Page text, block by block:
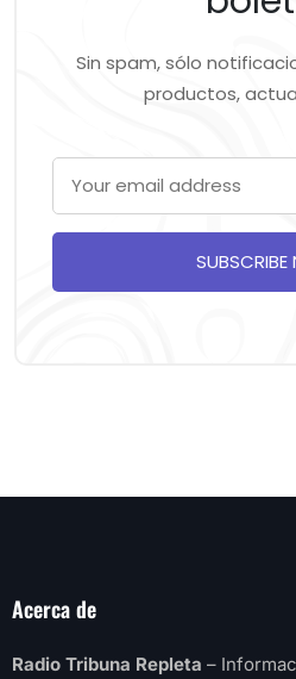
Sin spam, sólo
productos,
SUBSCRIBE
Acerca de
Radio Tribuna Repleta –